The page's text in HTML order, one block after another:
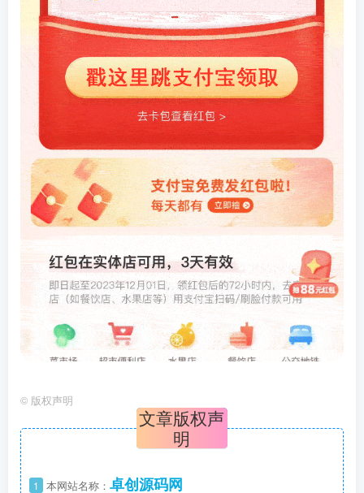
© 版权声明
文章版权声
明
1 本网站名称： 卓创源码网